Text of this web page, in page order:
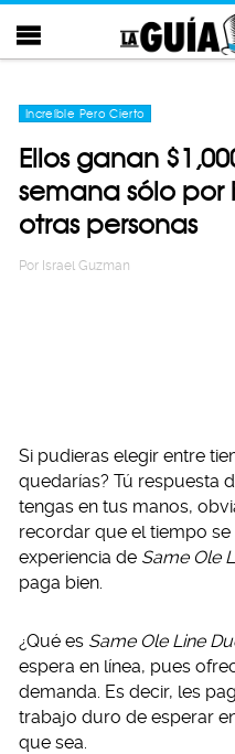
Increíble Pero Cierto
Ellos ganan
semana sólo
otras personas
Por Israel Guzman
Si pudieras elegir entre
quedarías? Tú respuesta
tengas en tus manos,
recordar que el tiempo
experiencia de Same Ole
paga bien.
¿Qué es Same Ole Line
espera en línea, pues
demanda. Es decir, les
trabajo duro de esperar
que sea.